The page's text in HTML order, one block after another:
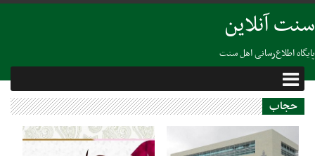
سنت آنلاین
پایگاه اطلاع‌رسانی اهل سنت
حجاب